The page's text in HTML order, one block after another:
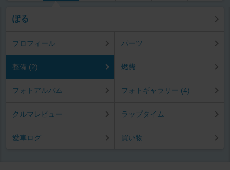
ぽる
プロフィール パーツ
整備 (2) 燃費
フォトアルバム フォトギャラリー (4)
クルマレビュー ラップタイム
愛車ログ 買い物